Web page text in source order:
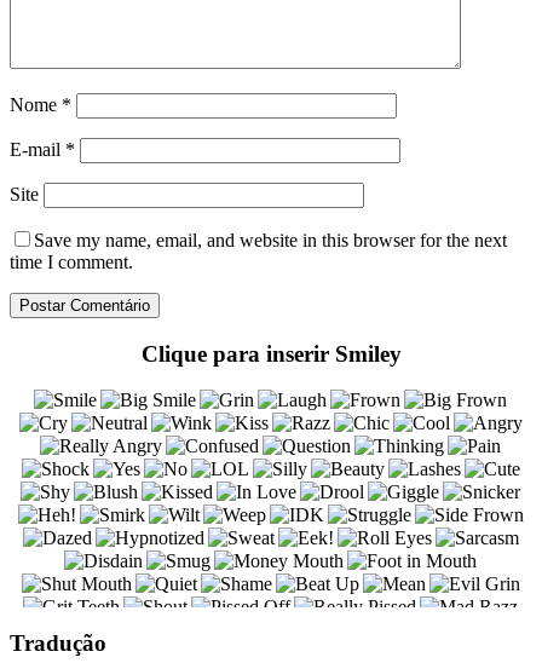
Nome *
E-mail *
Site
Save my name, email, and website in this browser for the next
time I comment.
Clique para inserir Smiley
Tradução